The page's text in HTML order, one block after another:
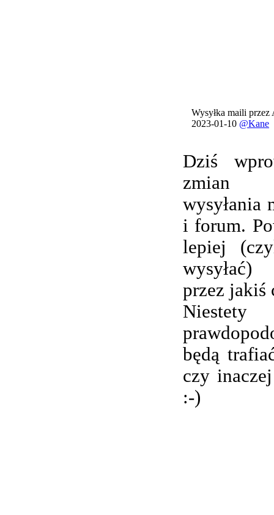
Wysyłka maili
2023-01-10 @Kane
Dziś
zmian
wysyłania
i forum.
lepiej
przez jakiś
będą
czy
:-)